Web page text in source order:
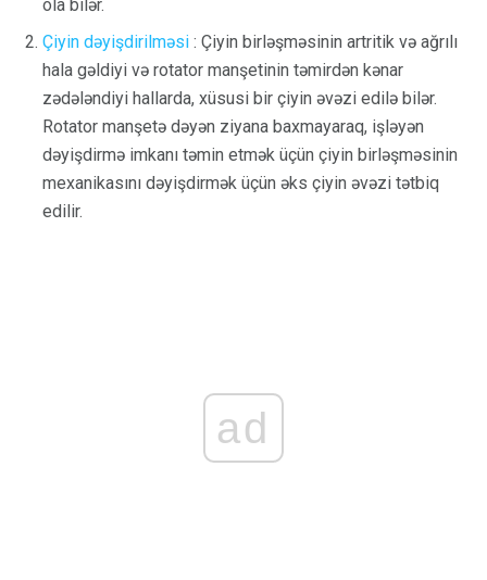
ola bilər.
Çiyin dəyişdirilməsi : Çiyin birləşməsinin artritik və ağrılı
hala gəldiyi və rotator manşetinin təmirdən kənar
zədələndiyi hallarda, xüsusi bir çiyin əvəzi edilə bilər.
Rotator manşetə dəyən ziyana baxmayaraq, işləyən
dəyişdirmə imkanı təmin etmək üçün çiyin birləşməsinin
mexanikasını dəyişdirmək üçün əks çiyin əvəzi tətbiq
edilir.
ad